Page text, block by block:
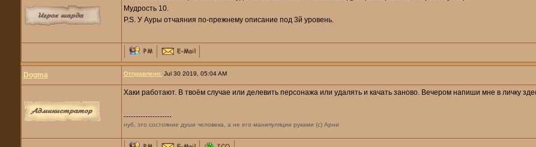
Мудрость 10.
P.S. У Ауры отчаяния по-прежнему описание под 3й уровень.
Dogma Отправлено:Jul 30 2019, 05:04 AM
Хаки работают. В твоём случае или делевить персонажа или удалять и качать заново. Вечером напиши мне в личку
--------------------
нуб, это состояние души человека, а не его манипуляции руками (с) Арни